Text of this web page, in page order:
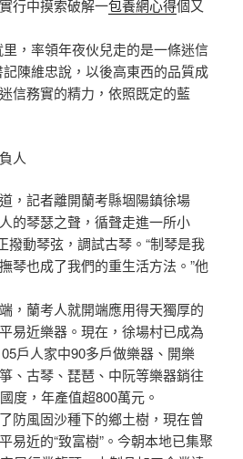
行中摸索破解一包養網心得個又
，率領年夜伙兒走的是一條迷信
陳維忠說，以後高東西的品質成
信務實的精力，依照既定的藍
人
，記者離開蘭考縣堌陽鎮徐場
的琴瑟之聲，循聲走進一所小
撥動琴弦，調試古琴。“制琴是我
琴也成了我們的重生活方法。”他
蘭考人就開端應用得天獨厚的
易近樂器。現在，徐場村已成為
戶人家中90多戶做樂器、開樂
、古琴、琵琶、中阮等樂器銷往
度，年產值超800萬元。
風固沙種下的鄉土樹，現在曾
易近的“致富樹”。今朝本地已集聚